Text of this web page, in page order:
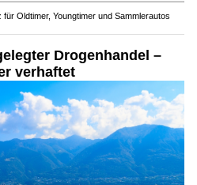
Oldtimer, Youngtimer und Sammlerautos
Drogenhandel –
verhaftet